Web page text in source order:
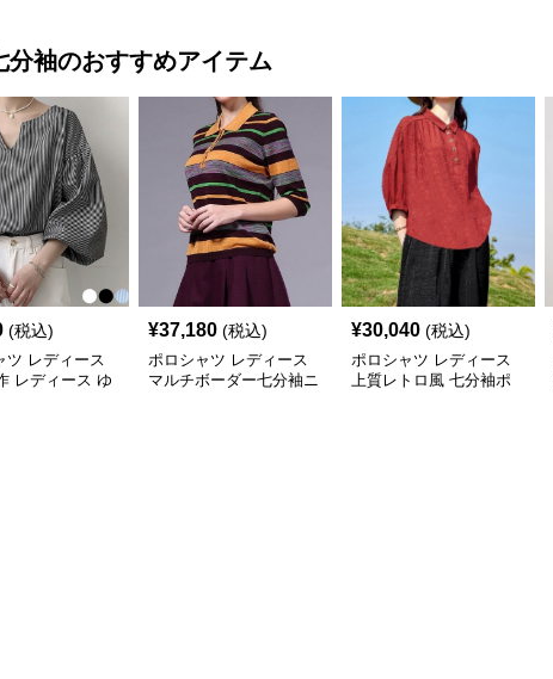
分袖のおすすめアイテム
(税込)
ツ レディース
レディース ゆ
¥37,180 (税込)
ポロシャツ レディース
マルチボーダー七分袖ニ
¥30,040 (税込)
ポロシャツ レディース
上質レトロ風 七分袖ポ